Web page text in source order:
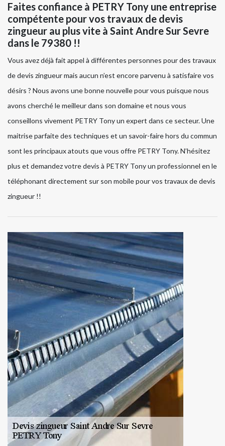
Faites confiance à PETRY Tony une entreprise
compétente pour vos travaux de devis
zingueur au plus vite à Saint Andre Sur Sevre
dans le 79380 !!
Vous avez déjà fait appel à différentes personnes pour des travaux
de devis zingueur mais aucun n’est encore parvenu à satisfaire vos
désirs ? Nous avons une bonne nouvelle pour vous puisque nous
avons cherché le meilleur dans son domaine et nous vous
conseillons vivement PETRY Tony un expert dans ce secteur. Une
maitrise parfaite des techniques et un savoir-faire hors du commun
sont les principaux atouts que vous offre PETRY Tony. N’hésitez
plus et demandez votre devis à PETRY Tony un professionnel en le
téléphonant directement sur son mobile pour vos travaux de devis
zingueur !!